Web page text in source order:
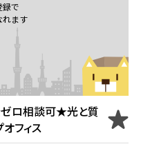
録で
れます
ゼロ相談可★光と質
フィス